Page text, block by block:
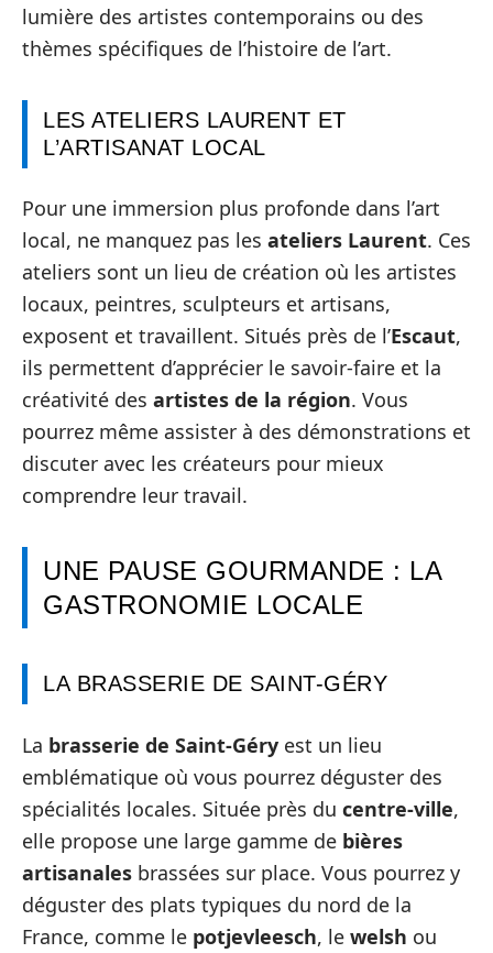
lumière des artistes contemporains ou des
thèmes spécifiques de l’histoire de l’art.
LES ATELIERS LAURENT ET
L’ARTISANAT LOCAL
Pour une immersion plus profonde dans l’art
local, ne manquez pas les ateliers Laurent. Ces
ateliers sont un lieu de création où les artistes
locaux, peintres, sculpteurs et artisans,
exposent et travaillent. Situés près de l’Escaut,
ils permettent d’apprécier le savoir-faire et la
créativité des artistes de la région. Vous
pourrez même assister à des démonstrations et
discuter avec les créateurs pour mieux
comprendre leur travail.
UNE PAUSE GOURMANDE : LA
GASTRONOMIE LOCALE
LA BRASSERIE DE SAINT-GÉRY
La brasserie de Saint-Géry est un lieu
emblématique où vous pourrez déguster des
spécialités locales. Située près du centre-ville,
elle propose une large gamme de bières
artisanales brassées sur place. Vous pourrez y
déguster des plats typiques du nord de la
France, comme le potjevleesch, le welsh ou